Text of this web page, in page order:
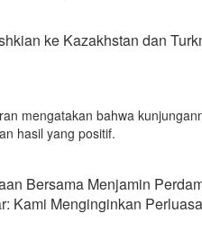
ke Kazakhstan dan
mengatakan bahwa
hasil yang positif.
Bersama Menjamin
Kami Menginginkan